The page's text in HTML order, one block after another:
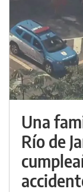
Una
Río de